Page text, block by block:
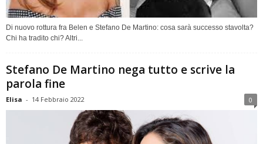
Di nuovo rottura fra Belen e Stefano De Martino: cosa sarà successo stavolta?
Chi ha tradito chi? Altri...
Stefano De Martino nega tutto e scrive la
parola fine
Elisa - 14 Febbraio 2022 0